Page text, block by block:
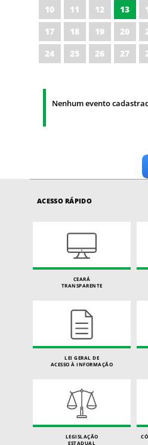
10
11 12 13
17
18 19 20
24
25 26 27
Nenhum evento
ACESSO RÁPIDO
CEARÁ
TRANSPARENTE
LEI GERAL DE
ACESSO À INFORMAÇÃO
LEGISLAÇÃO
ESTADUAL